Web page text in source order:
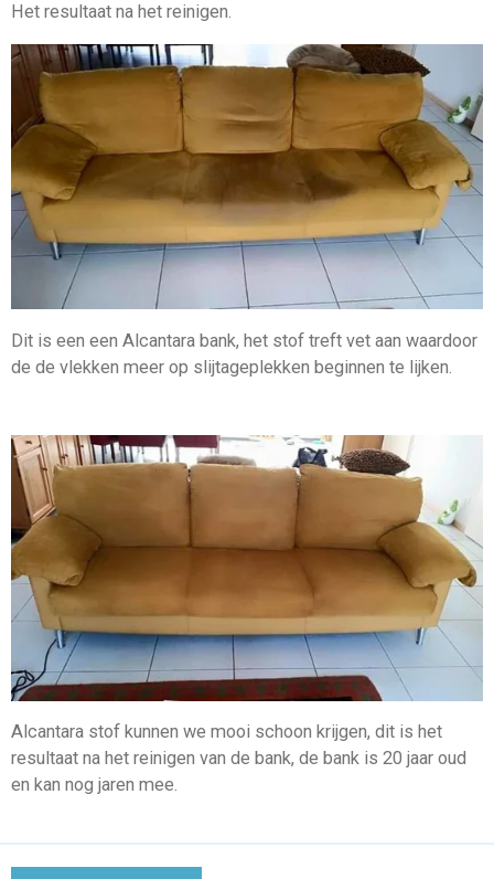
Het resultaat na het reinigen.
Dit is een een Alcantara bank, het stof treft vet aan waardoor
de de vlekken meer op slijtageplekken beginnen te lijken.
Alcantara stof kunnen we mooi schoon krijgen, dit is het
resultaat na het reinigen van de bank, de bank is 20 jaar oud
en kan nog jaren mee.